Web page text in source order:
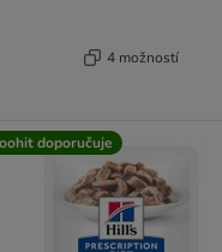
4 možností
doporučuje